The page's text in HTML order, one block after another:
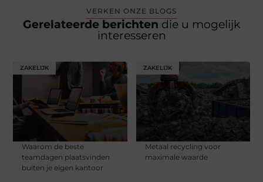
VERKEN ONZE BLOGS
Gerelateerde berichten die u mogelijk
interesseren
ZAKELIJK
Waarom de beste
teamdagen plaatsvinden
buiten je eigen kantoor
ZAKELIJK
Metaal recycling voor
maximale waarde